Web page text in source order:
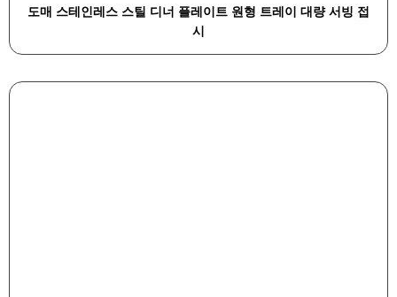
도매 스테인레스 스틸 디너 플레이트 원형 트레이 대량 서빙 접
시